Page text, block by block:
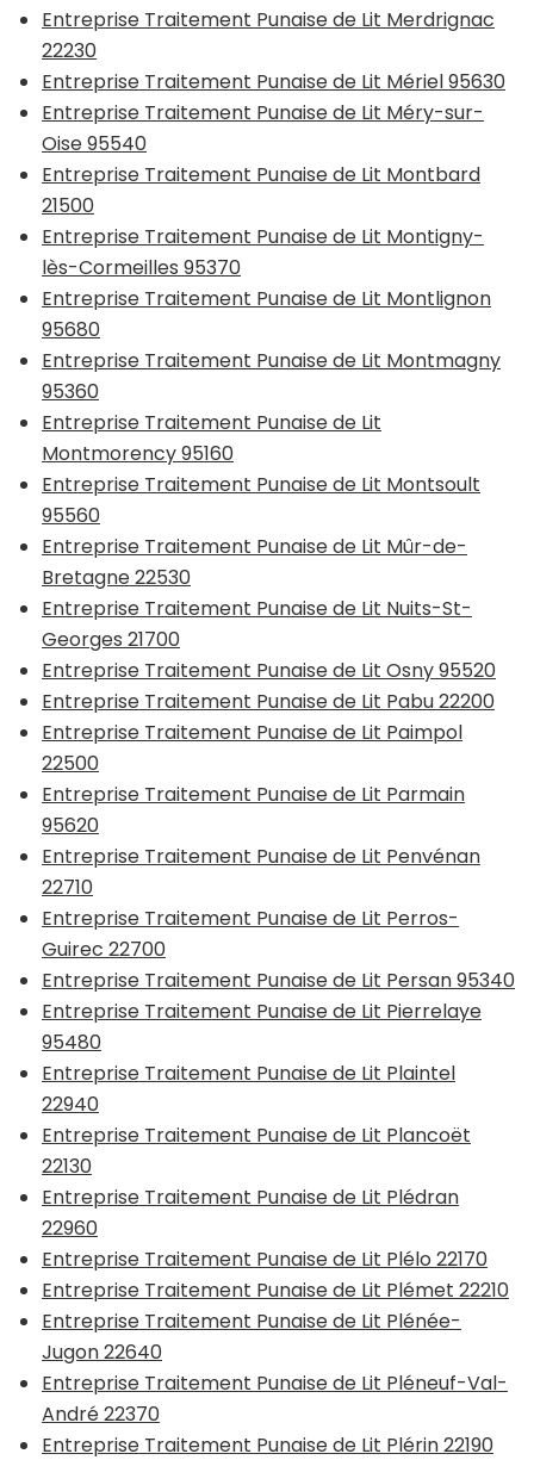
Entreprise Traitement Punaise de Lit Merdrignac
22230
Entreprise Traitement Punaise de Lit Mériel 95630
Entreprise Traitement Punaise de Lit Méry-sur-
Oise 95540
Entreprise Traitement Punaise de Lit Montbard
21500
Entreprise Traitement Punaise de Lit Montigny-
lès-Cormeilles 95370
Entreprise Traitement Punaise de Lit Montlignon
95680
Entreprise Traitement Punaise de Lit Montmagny
95360
Entreprise Traitement Punaise de Lit
Montmorency 95160
Entreprise Traitement Punaise de Lit Montsoult
95560
Entreprise Traitement Punaise de Lit Mûr-de-
Bretagne 22530
Entreprise Traitement Punaise de Lit Nuits-St-
Georges 21700
Entreprise Traitement Punaise de Lit Osny 95520
Entreprise Traitement Punaise de Lit Pabu 22200
Entreprise Traitement Punaise de Lit Paimpol
22500
Entreprise Traitement Punaise de Lit Parmain
95620
Entreprise Traitement Punaise de Lit Penvénan
22710
Entreprise Traitement Punaise de Lit Perros-
Guirec 22700
Entreprise Traitement Punaise de Lit Persan 95340
Entreprise Traitement Punaise de Lit Pierrelaye
95480
Entreprise Traitement Punaise de Lit Plaintel
22940
Entreprise Traitement Punaise de Lit Plancoët
22130
Entreprise Traitement Punaise de Lit Plédran
22960
Entreprise Traitement Punaise de Lit Plélo 22170
Entreprise Traitement Punaise de Lit Plémet 22210
Entreprise Traitement Punaise de Lit Plénée-
Jugon 22640
Entreprise Traitement Punaise de Lit Pléneuf-Val-
André 22370
Entreprise Traitement Punaise de Lit Plérin 22190